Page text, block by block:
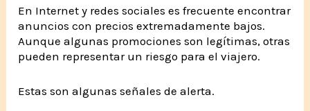
En Internet y redes sociales es frecuente encontrar
anuncios con precios extremadamente bajos.
Aunque algunas promociones son legítimas, otras
pueden representar un riesgo para el viajero.
Estas son algunas señales de alerta.